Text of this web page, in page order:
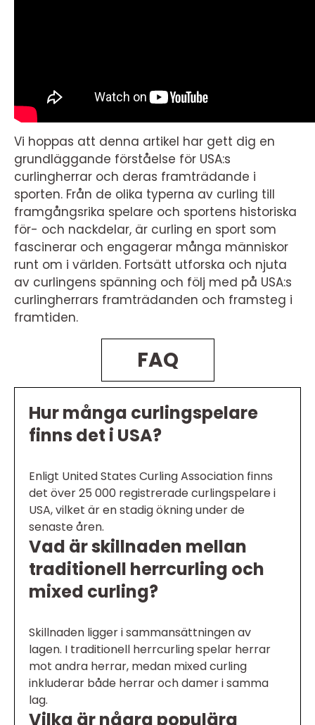
Vi hoppas att denna artikel har gett dig en
grundläggande förståelse för USA:s
curlingherrar och deras framträdande i
sporten. Från de olika typerna av curling till
framgångsrika spelare och sportens historiska
för- och nackdelar, är curling en sport som
fascinerar och engagerar många människor
runt om i världen. Fortsätt utforska och njuta
av curlingens spänning och följ med på USA:s
curlingherrars framträdanden och framsteg i
framtiden.
FAQ
Hur många curlingspelare
finns det i USA?
Enligt United States Curling Association finns
det över 25 000 registrerade curlingspelare i
USA, vilket är en stadig ökning under de
senaste åren.
Vad är skillnaden mellan
traditionell herrcurling och
mixed curling?
Skillnaden ligger i sammansättningen av
lagen. I traditionell herrcurling spelar herrar
mot andra herrar, medan mixed curling
inkluderar både herrar och damer i samma
lag.
Vilka är några populära